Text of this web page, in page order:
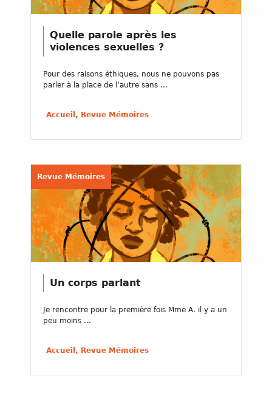
Quelle parole après les
violences sexuelles ?
Pour des raisons éthiques, nous ne pouvons pas
parler à la place de l’autre sans ...
Accueil, Revue Mémoires
Revue Mémoires
Un corps parlant
Je rencontre pour la première fois Mme A. il y a un
peu moins ...
Accueil, Revue Mémoires